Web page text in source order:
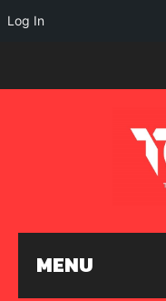
MENU
Log In